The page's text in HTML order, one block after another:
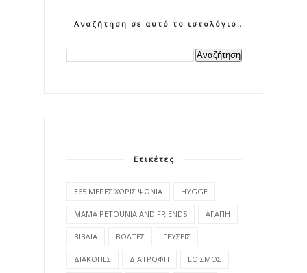
Αναζήτηση σε αυτό το ιστολόγιο
Ετικέτες
365 ΜΕΡΕΣ ΧΩΡΙΣ ΨΩΝΙΑ HYGGE
MAMA PETOUNIA AND FRIENDS ΑΓΑΠΗ
ΒΙΒΛΙΑ ΒΟΛΤΕΣ ΓΕΥΣΕΙΣ
ΔΙΑΚΟΠΕΣ ΔΙΑΤΡΟΦΗ ΕΘΙΣΜΟΣ